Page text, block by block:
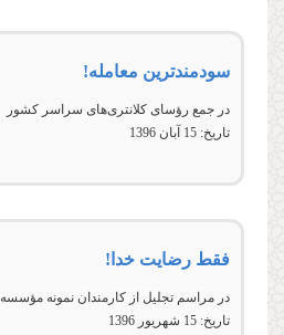
سودمندترین معامله!
در جمع رؤسای کلانتری‌های سراسر کشور
تاریخ: 15 آبان 1396
فقط رضایت خدا!
در مراسم تجلیل از کارمندان نمونه مؤسسه
تاریخ: 15 شهريور 1396